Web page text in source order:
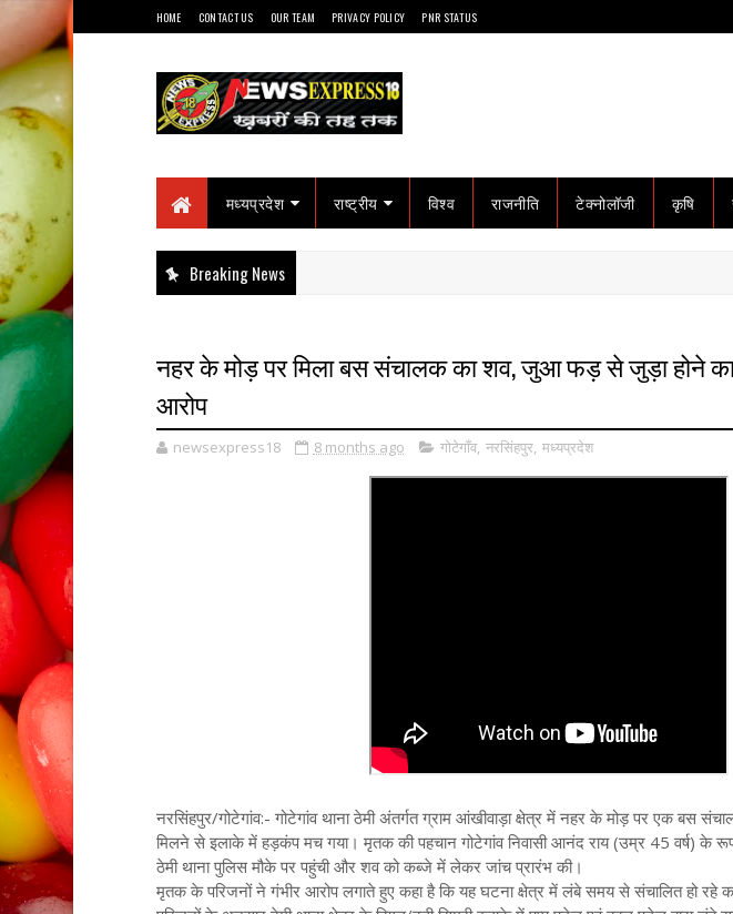
HOME CONTACT US OUR TEAM PRIVACY POLICY PNR STATUS
मध्यप्रदेश राष्ट्रीय विश्व राजनीति टेक्नोलॉजी कृषि
Breaking News
नहर के मोड़ पर मिला बस संचालक का शव, जुआ फड़ से जुड़ा होने का
आरोप
newsexpress18 8 months ago गोटेगाँव, नरसिंहपुर, मध्यप्रदेश
नरसिंहपुर/गोटेगांव:- गोटेगांव थाना ठेमी अंतर्गत ग्राम आंखीवाड़ा क्षेत्र में नहर के मोड़ पर एक बस
मिलने से इलाके में हड़कंप मच गया। मृतक की पहचान गोटेगांव निवासी आनंद राय (उम्र 45 वर्ष) के
ठेमी थाना पुलिस मौके पर पहुंची और शव को कब्जे में लेकर जांच प्रारंभ की।
मृतक के परिजनों ने गंभीर आरोप लगाते हुए कहा है कि यह घटना क्षेत्र में लंबे समय से संचालित हो